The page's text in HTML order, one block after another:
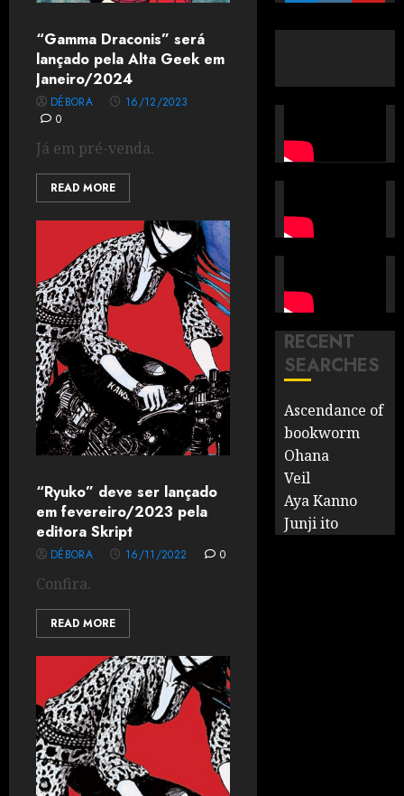
“Gamma Draconis” será
lançado pela Alta Geek em
Janeiro/2024
DÉBORA
16/12/2023
0
Já em pré-venda.
READ MORE
“Ryuko” deve ser lançado
em fevereiro/2023 pela
editora Skript
DÉBORA 16/11/2022 0
Confira.
READ MORE
RECENT
SEARCHES
Ascendance of
bookworm
Ohana
Veil
Aya Kanno
Junji ito